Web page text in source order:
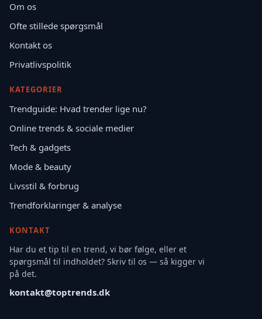
Om os
Ofte stillede spørgsmål
Kontakt os
Privatlivspolitik
KATEGORIER
Trendguide: Hvad trender lige nu?
Online trends & sociale medier
Tech & gadgets
Mode & beauty
Livsstil & forbrug
Trendforklaringer & analyse
KONTAKT
Har du et tip til en trend, vi bør følge, eller et
spørgsmål til indholdet? Skriv til os — så kigger vi
på det.
kontakt@toptrends.dk